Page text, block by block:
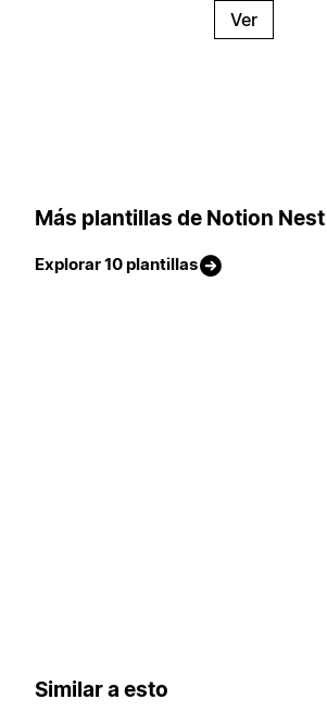
Ver
Más plantillas de Notion Nest
Explorar 10 plantillas
Similar a esto